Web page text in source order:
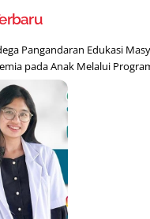
Pangandaran Edukasi
pada Anak Melalui